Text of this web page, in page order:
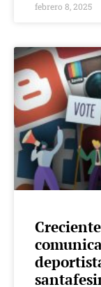
febrero 8, 2025